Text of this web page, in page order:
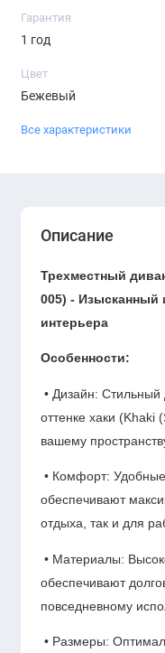
Гарантия
1 год
Цвет
Бежевый
Все характеристики
Описание
Трехместный
005) - Изысканный
интерьера
Особенности:
• Дизайн:
оттенке хаки (Khaki
вашему
• Комфорт:
обеспечивают
отдыха, так и для
• Материалы:
обеспечивают
повседневному
• Размеры: